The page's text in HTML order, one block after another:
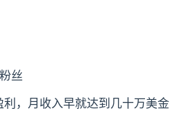
丝
，月收入早就达到几十万美金